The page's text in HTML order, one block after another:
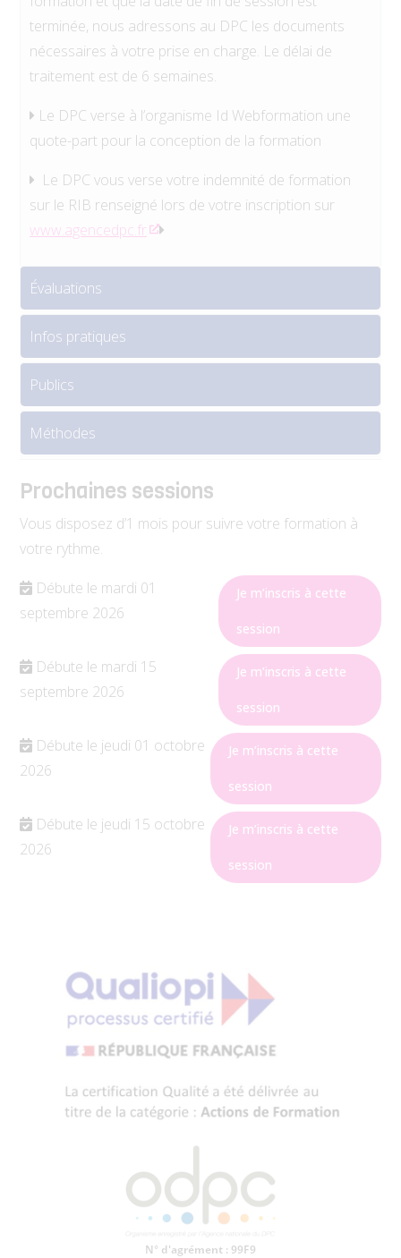
terminée, nous adressons au DPC les documents
nécessaires à votre prise en charge. Le délai de
traitement est de 6 semaines.
Le DPC verse à l’organisme Id Webformation une
quote-part pour la conception de la formation
Le DPC vous verse votre indemnité de formation
sur le RIB renseigné lors de votre inscription sur
www.agencedpc.fr
Évaluations
Infos pratiques
Publics
Méthodes
Prochaines sessions
Vous disposez d’1 mois pour suivre votre formation à
votre rythme.
Débute le mardi 01
septembre 2026
Je m’inscris à cette
session
Débute le mardi 15
septembre 2026
Je m’inscris à cette
session
Débute le jeudi 01 octobre
2026
Je m’inscris à cette
session
Débute le jeudi 15 octobre
2026
Je m’inscris à cette
session